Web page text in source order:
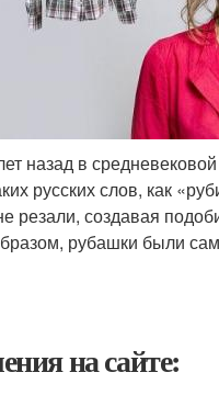
назад в
русских слов, как
резали, создавая
рубашки были
на сайте: